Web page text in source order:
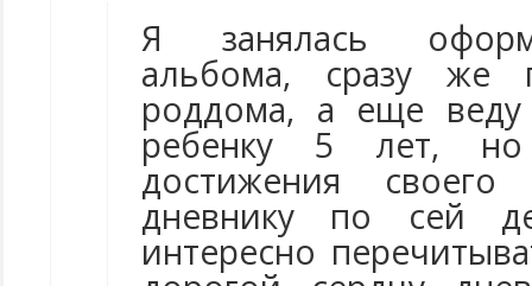
Я занялась
альбома, сразу же
роддома, а еще веду
ребенку 5 лет,
достижения
дневнику по сей
интересно